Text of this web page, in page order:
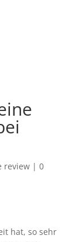
review| 0
hat, so sehr